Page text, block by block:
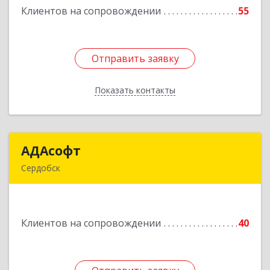
Клиентов на сопровождении 55
Отправить заявку
Показать контакты
Подробнее
Отправить заявку
Назад
АДАсофт
Сердобск
Клиентов на сопровождении 40
Подробнее